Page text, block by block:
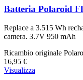
Batteria Polaroid
Replace a 3.515 Wh
camera. 3.7V 950 mAh
Ricambio originale
16,95 €
Visualizza